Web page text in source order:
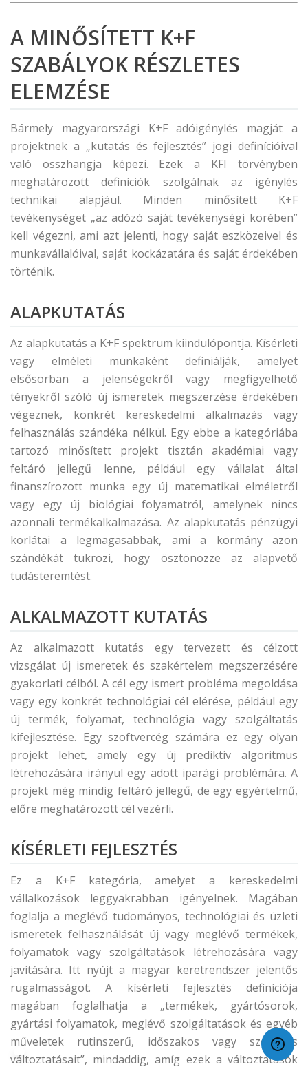
A MINŐSÍTETT K+F
SZABÁLYOK RÉSZLETES
ELEMZÉSE
Bármely magyarországi K+F adóigénylés magját a
projektnek a „kutatás és fejlesztés” jogi definícióival
való összhangja képezi. Ezek a KFI törvényben
meghatározott definíciók szolgálnak az igénylés
technikai alapjául. Minden minősített K+F
tevékenységet „az adózó saját tevékenységi körében”
kell végezni, ami azt jelenti, hogy saját eszközeivel és
munkavállalóival, saját kockázatára és saját érdekében
történik.
ALAPKUTATÁS
Az alapkutatás a K+F spektrum kiindulópontja. Kísérleti
vagy elméleti munkaként definiálják, amelyet
elsősorban a jelenségekről vagy megfigyelhető
tényekről szóló új ismeretek megszerzése érdekében
végeznek, konkrét kereskedelmi alkalmazás vagy
felhasználás szándéka nélkül. Egy ebbe a kategóriába
tartozó minősített projekt tisztán akadémiai vagy
feltáró jellegű lenne, például egy vállalat által
finanszírozott munka egy új matematikai elméletről
vagy egy új biológiai folyamatról, amelynek nincs
azonnali termékalkalmazása. Az alapkutatás pénzügyi
korlátai a legmagasabbak, ami a kormány azon
szándékát tükrözi, hogy ösztönözze az alapvető
tudásteremtést.
ALKALMAZOTT KUTATÁS
Az alkalmazott kutatás egy tervezett és célzott
vizsgálat új ismeretek és szakértelem megszerzésére
gyakorlati célból. A cél egy ismert probléma megoldása
vagy egy konkrét technológiai cél elérése, például egy
új termék, folyamat, technológia vagy szolgáltatás
kifejlesztése. Egy szoftvercég számára ez egy olyan
projekt lehet, amely egy új prediktív algoritmus
létrehozására irányul egy adott iparági problémára. A
projekt még mindig feltáró jellegű, de egy egyértelmű,
előre meghatározott cél vezérli.
KÍSÉRLETI FEJLESZTÉS
Ez a K+F kategória, amelyet a kereskedelmi
vállalkozások leggyakrabban igényelnek. Magában
foglalja a meglévő tudományos, technológiai és üzleti
ismeretek felhasználását új vagy meglévő termékek,
folyamatok vagy szolgáltatások létrehozására vagy
javítására. Itt nyújt a magyar keretrendszer jelentős
rugalmasságot. A kísérleti fejlesztés definíciója
magában foglalhatja a „termékek, gyártósorok,
gyártási folyamatok, meglévő szolgáltatások és egyéb
műveletek rutinszerű, időszakos vagy szokásos
változtatásait”, mindaddig, amíg ezek a változtatások